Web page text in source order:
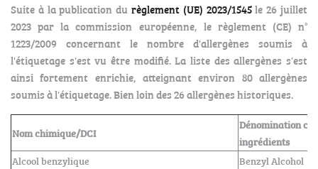
Suite à la publication du règlement (UE) 2023/1545le 26 juillet
2023 par la commission européenne, le règlement (CE) n°
1223/2009 concernant le nombre d'allergènes soumis à
l'étiquetage s'est vu être modifié. La liste des allergènes s'est
ainsi fortement enrichie, atteignant environ 80 allergènes
soumis à l'étiquetage. Bien loin des 26 allergènes historiques.
Nom chimique/DCI
Dénomination
ingrédients
Alcool benzylique
Benzyl Alcohol